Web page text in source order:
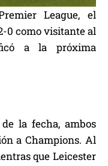
League, el
0 como visitante al
a la próxima
la fecha, ambos
a Champions. Al
que Leicester